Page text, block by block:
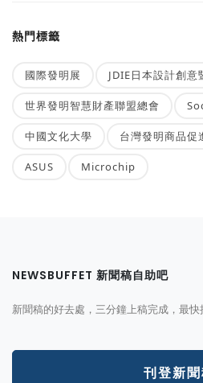
熱門標籤
國際發明展 JDIE日本設計創意
世界發明智慧財產聯盟總會
中國文化大學 台灣發明商品促
ASUS Microchip
NEWSBUFFET 新聞稿自助吧
新聞稿的好去處，三分鐘上稿完成，最快
刊登新